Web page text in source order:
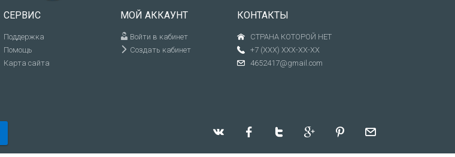
СЕРВИС
Поддержка
Помощь
Карта сайта
МОЙ АККАУНТ
Войти в кабинет
Создать кабинет
КОНТАКТЫ
СТРАНА КОТОРОЙ НЕТ
+7 (XXX) XXX-XX-XX
4652417@gmail.com